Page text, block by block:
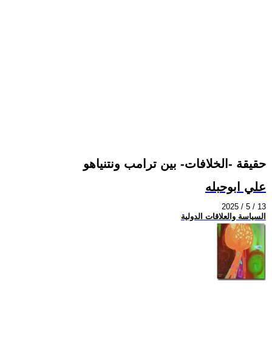
حقيقة -الخلافات- بين ترامب ونتنياهو
علي ابوحبله
2025 / 5 / 13
السياسة والعلاقات الدولية